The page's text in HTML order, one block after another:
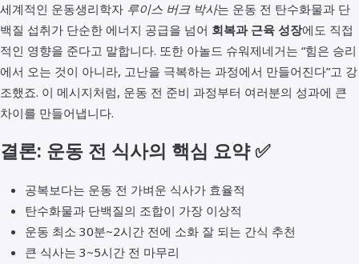
세계적인 운동생리학자 루이스 버크 박사는 운동 전 탄수화물과 단
백질 섭취가 단순한 에너지 공급을 넘어 회복과 근육 성장에도 직접
적인 영향을 준다고 말합니다. 또한 아놀드 슈워제네거는 “힘은 승리
에서 오는 것이 아니라, 고난을 극복하는 과정에서 만들어진다”고 강
조했죠. 이 메시지처럼, 운동 전 준비 과정부터 여러분의 성과에 큰
차이를 만들어냅니다.
결론: 운동 전 식사의 핵심 요약 ✅
공복보다는 운동 전 가벼운 식사가 효율적
탄수화물과 단백질의 조합이 가장 이상적
운동 최소 30분~2시간 전에 소화 잘 되는 간식 추천
큰 식사는 3~5시간 전 마무리